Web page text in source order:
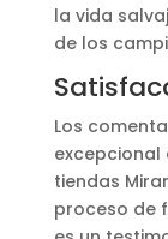
la vida
de los
Los
excepcional
tiendas
proceso de